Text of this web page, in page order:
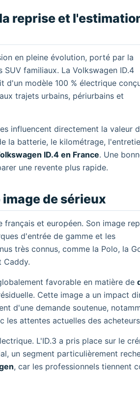
reprise et
en pleine évolution, porté par la
familiaux. La Volkswagen ID.4
d'un modèle 100 % électrique
trajets urbains, périurbains et
influencent directement la valeur
la batterie, le kilométrage,
ID.4 en France. Une
une revente plus rapide.
de sérieux
et européen. Son image
d'entrée de gamme et les
très connus, comme la Polo, la
Caddy.
favorable en matière de
Cette image a un impact
d'une demande soutenue,
les attentes actuelles des
L'ID.3 a pris place sur le
un segment particulièrement
, car les professionnels tiennent